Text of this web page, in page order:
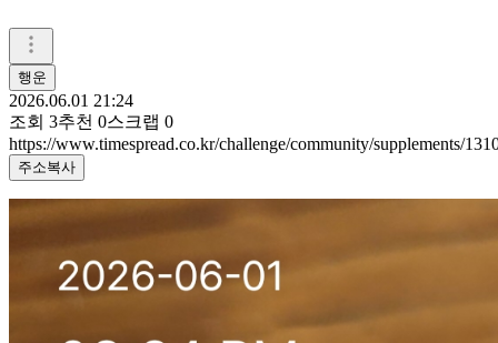
행운
2026.06.01 21:24
조회 3추천 0스크랩 0
https://www.timespread.co.kr/challenge/community/supplements/
주소복사